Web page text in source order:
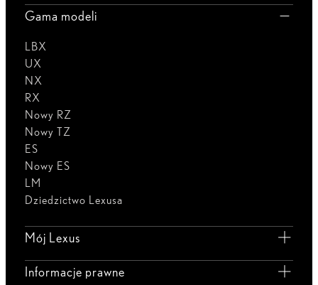
Gama modeli
LBX
UX
NX
RX
Nowy RZ
Nowy TZ
ES
Nowy ES
LM
Dziedzictwo Lexusa
Mój Lexus
Informacje prawne